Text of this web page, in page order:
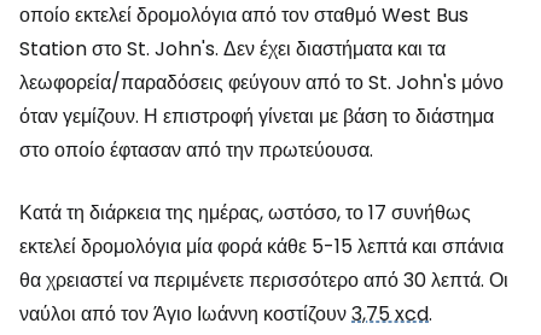
οποίο εκτελεί δρομολόγια από τον σταθμό West Bus
Station στο St. John's. Δεν έχει διαστήματα και τα
λεωφορεία/παραδόσεις φεύγουν από το St. John's μόνο
όταν γεμίζουν. Η επιστροφή γίνεται με βάση το διάστημα
στο οποίο έφτασαν από την πρωτεύουσα.
Κατά τη διάρκεια της ημέρας, ωστόσο, το 17 συνήθως
εκτελεί δρομολόγια μία φορά κάθε 5-15 λεπτά και σπάνια
θα χρειαστεί να περιμένετε περισσότερο από 30 λεπτά. Οι
ναύλοι από τον Άγιο Ιωάννη κοστίζουν3,75 xcd.